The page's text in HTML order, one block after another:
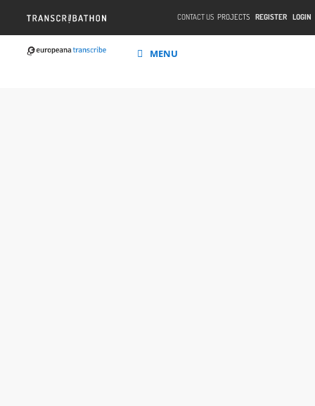
CONTACT US PROJECTS REGISTER LOGIN
MENU